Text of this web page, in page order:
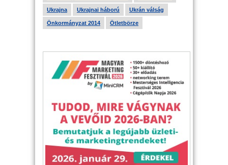
Ukrajna Ukrajnai háború Ukrán válság
Önkormányzat 2014 Ötletbörze